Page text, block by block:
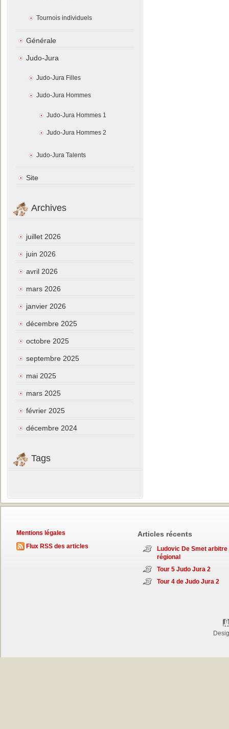
Tournois individuels
Générale
Judo-Jura
Judo-Jura Filles
Judo-Jura Hommes
Judo-Jura Hommes 1
Judo-Jura Hommes 2
Judo-Jura Talents
Site
Archives
juillet 2026
juin 2026
avril 2026
mars 2026
janvier 2026
décembre 2025
octobre 2025
septembre 2025
mai 2025
mars 2025
février 2025
décembre 2024
Tags
Mentions légales
Flux RSS des articles
Articles récents
Ludovic De Smet arbitre
régional
Tour 5 Judo Jura 2
Tour 4 de Judo Jura 2